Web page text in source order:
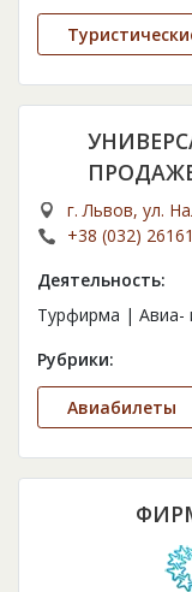
г. Львов, ул.
+38 (032)
Деятельность:
Турфирма | Авиа-
Рубрики:
Авиабилеты